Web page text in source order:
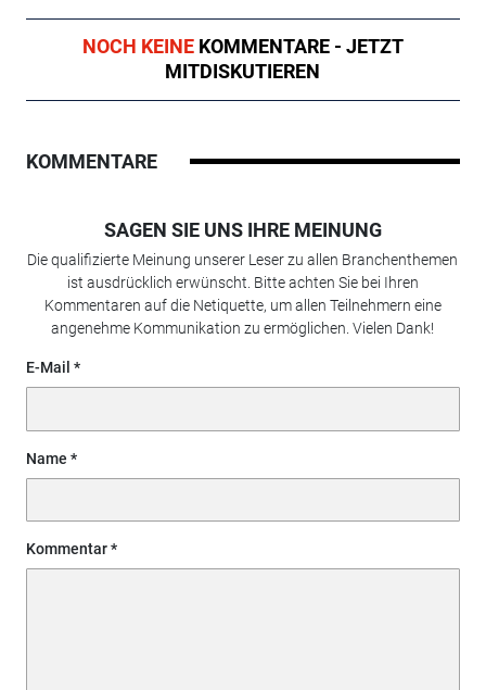
NOCH KEINE KOMMENTARE - JETZT
MITDISKUTIEREN
KOMMENTARE
SAGEN SIE UNS IHRE MEINUNG
Die qualifizierte Meinung unserer Leser zu allen Branchenthemen
ist ausdrücklich erwünscht. Bitte achten Sie bei Ihren
Kommentaren auf die Netiquette, um allen Teilnehmern eine
angenehme Kommunikation zu ermöglichen. Vielen Dank!
E-Mail
Name
Kommentar